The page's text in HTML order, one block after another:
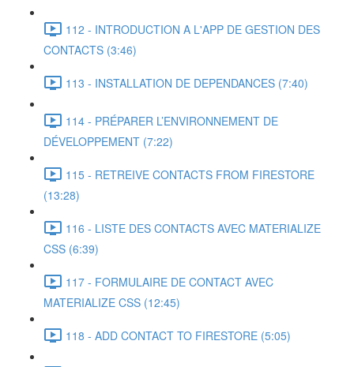
112 - INTRODUCTION A L'APP DE GESTION DES
CONTACTS (3:46)
113 - INSTALLATION DE DEPENDANCES (7:40)
114 - PRÉPARER L’ENVIRONNEMENT DE
DÉVELOPPEMENT (7:22)
115 - RETREIVE CONTACTS FROM FIRESTORE
(13:28)
116 - LISTE DES CONTACTS AVEC MATERIALIZE
CSS (6:39)
117 - FORMULAIRE DE CONTACT AVEC
MATERIALIZE CSS (12:45)
118 - ADD CONTACT TO FIRESTORE (5:05)